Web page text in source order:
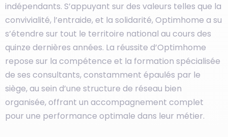
indépendants. S’appuyant sur des valeurs telles que la
convivialité, l’entraide, et la solidarité, Optimhome a su
s’étendre sur tout le territoire national au cours des
quinze dernières années. La réussite d’Optimhome
repose sur la compétence et la formation spécialisée
de ses consultants, constamment épaulés par le
siège, au sein d’une structure de réseau bien
organisée, offrant un accompagnement complet
pour une performance optimale dans leur métier.